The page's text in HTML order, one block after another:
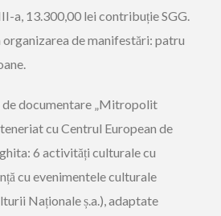
a, 13.300,00 lei contribuție SGG.
de manifestări: patru
de documentare „Mitropolit
cu Centrul European de
6 activități culturale cu
cu evenimentele culturale
Naționale ș.a.), adaptate